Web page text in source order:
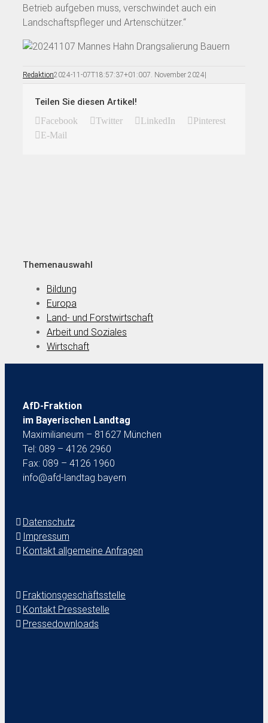
Betrieb aufgeben muss, verschwindet auch ein
Landschaftspfleger und Artenschützer.“
Redaktion2024-11-07T18:57:37+01:007. November 2024|
Teilen Sie diesen Artikel!
Facebook Twitter LinkedIn
Pinterest
E-Mail
Themenauswahl
Bildung
Europa
Land- und Forstwirtschaft
Arbeit und Soziales
Wirtschaft
AfD-Fraktion
im Bayerischen Landtag
Maximilianeum – 81627 München
Tel: 089 – 4126 2960
Fax: 089 – 4126 1960
info@afd-landtag.bayern
Datenschutz
Impressum
Kontakt allgemeine Anfragen
Fraktionsgeschäftsstelle
Kontakt Pressestelle
Pressedownloads